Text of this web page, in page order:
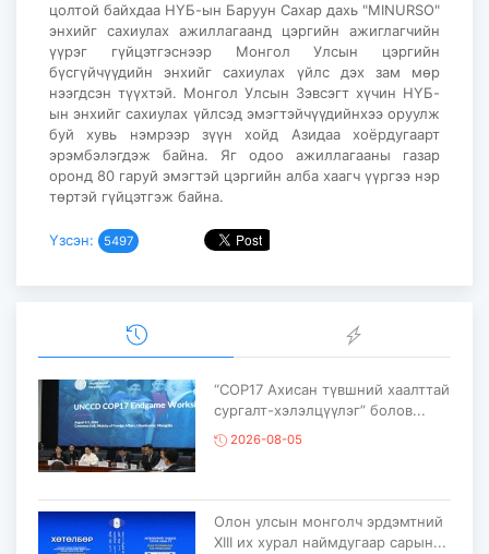
цолтой байхдаа НҮБ-ын Баруун Сахар дахь "MINURSO"
энхийг сахиулах ажиллагаанд цэргийн ажиглагчийн
үүрэг гүйцэтгэснээр Монгол Улсын цэргийн
бүсгүйчүүдийн энхийг сахиулах үйлс дэх зам мөр
нээгдсэн түүхтэй. Монгол Улсын Зэвсэгт хүчин НҮБ-
ын энхийг сахиулах үйлсэд эмэгтэйчүүдийнхээ оруулж
буй хувь нэмрээр зүүн хойд Азидаа хоёрдугаарт
эрэмбэлэгдэж байна. Яг одоо ажиллагааны газар
оронд 80 гаруй эмэгтэй цэргийн алба хаагч үүргээ нэр
төртэй гүйцэтгэж байна.
Үзсэн: 5497
“COP17 Ахисан түвшний хаалттай
сургалт-хэлэлцүүлэг” болов...
2026-08-05
Олон улсын монголч эрдэмтний
XIII их хурал наймдугаар сарын...